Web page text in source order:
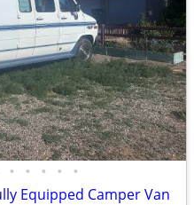
• • • • •
Equipped Camper Van